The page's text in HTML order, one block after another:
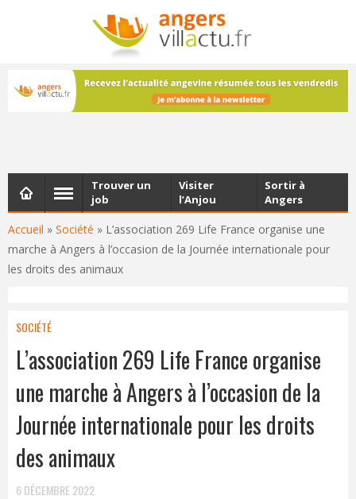
NEWSLETTER
Les dernières actualités d'Angers, chaque vendredi dans
votre boîte e-mail
Accueil » Société » L’association 269 Life France organise une
marche à Angers à l’occasion de la Journée internationale pour
les droits des animaux
Trouver un
job
Visiter
l’Anjou
Sortir à
Angers
SOCIÉTÉ
L’association 269 Life France organise
une marche à Angers à l’occasion de la
Journée internationale pour les droits
des animaux
6 DÉCEMBRE 2022